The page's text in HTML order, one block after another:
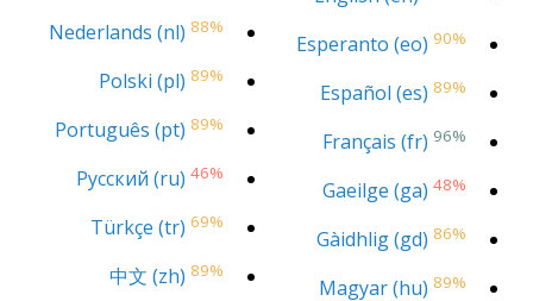
Esperanto (eo) 90%
Español (es) 89%
Français (fr) 96%
Gaeilge (ga) 48%
Gàidhlig (gd) 86%
Magyar (hu) 89%
Nederlands (nl) 88%
Polski (pl) 89%
Português (pt) 89%
Русский (ru) 46%
Türkçe (tr) 69%
中文 (zh) 89%